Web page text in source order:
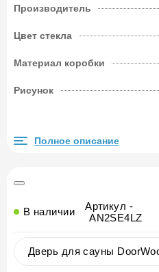
Производитель
Цвет стекла
Материал коробки
Рисунок
Полное описание
В наличии
Артикул -
AN2SE4LZ